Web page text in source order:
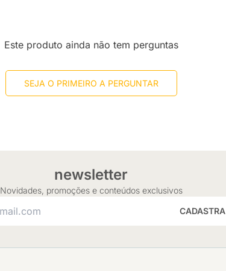
Este produto ainda não tem perguntas
SEJA O PRIMEIRO A PERGUNTAR
newsletter
Novidades, promoções e conteúdos exclusivos